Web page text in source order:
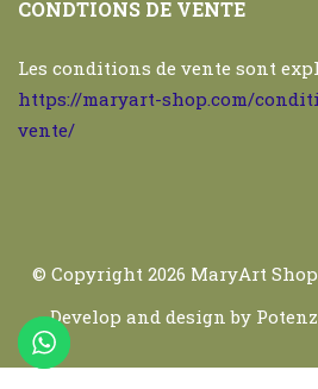
CONDTIONS DE VENTE
Les conditions de vente sont
https://maryart-shop.com/
vente/
© Copyright 2026 MaryArt Shop
Develop and design by